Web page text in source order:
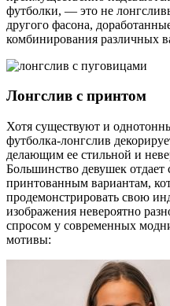
футболки, — это не
другого фасона,
комбинирования различных
Лонгслив с принтом
Хотя существуют и
футболка-лонгслив
делающим ее стильной и
Большинство девушек отдает
принтованным вариантам,
продемонстрировать свою
изображения невероятно
спросом у современных
мотивы: